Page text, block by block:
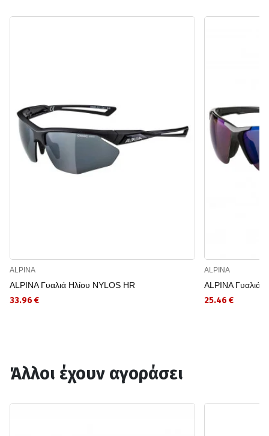
ALPINA
ALPINA Γυαλιά Ηλίου NYLOS HR
33.96 €
ALPINA
ALPINA Γυαλιά
25.46 €
Άλλοι έχουν αγοράσει